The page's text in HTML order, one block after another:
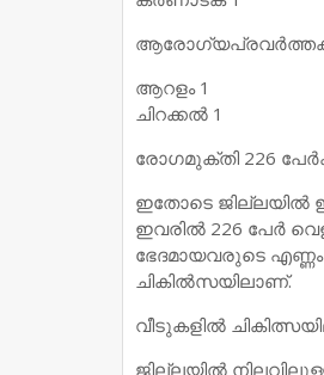
ആറളം 1
ചിറക്കല്‍ 1
രോഗമുക്തി 226
ഇതോടെ ജില്ലയില്‍
ഇവരില്‍ 226 പേര്‍
ഭേദമായവരുടെ എണ്ണം
ചികില്‍സയിലാണ്.
വീടുകളില്‍
ജില്ലയില്‍